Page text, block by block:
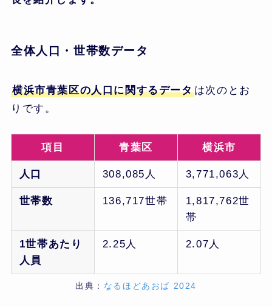
全体人口・世帯数データ
横浜市青葉区の人口に関するデータは次のとお
りです。
項目 青葉区 横浜市
人口 308,085人 3,771,063人
世帯数 136,717世帯
1,817,762世
帯
1世帯あたり
人員
2.25人 2.07人
出典： なるほどあおば 2024